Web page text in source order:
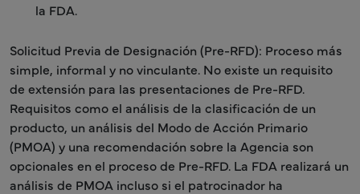
la FDA.
Solicitud Previa de Designación (Pre-RFD): Proceso más
simple, informal y no vinculante. No existe un requisito
de extensión para las presentaciones de Pre-RFD.
Requisitos como el análisis de la clasificación de un
producto, un análisis del Modo de Acción Primario
(PMOA) y una recomendación sobre la Agencia son
opcionales en el proceso de Pre-RFD. La FDA realizará un
análisis de PMOA incluso si el patrocinador ha